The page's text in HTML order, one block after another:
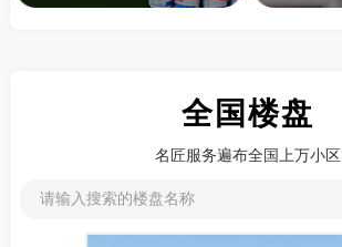
全国楼盘
名匠服务遍布全国上万小区